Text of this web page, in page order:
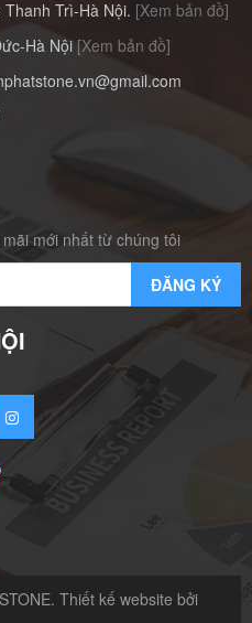
Trì-Hà Nội. [Xem bản đồ]
Hà Nội [Xem bản đồ]
mới nhất từ chúng tôi
Thiết kế website bởi